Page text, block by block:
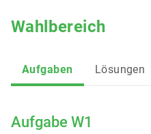
Wahlbereich
Aufgaben Lösungen
Aufgabe W1